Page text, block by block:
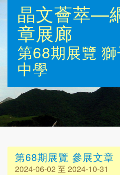
晶文薈萃—
章展廊
第68期展覽
中學
第68期展覽 參展文章
2024-06-02 至 2024-10-31